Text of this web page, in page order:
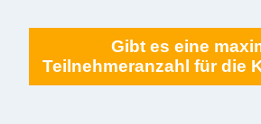
Gibt es eine
Teilnehmeranzahl für die